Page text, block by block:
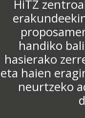
eta
abiatuta,
bat
eta
multzo